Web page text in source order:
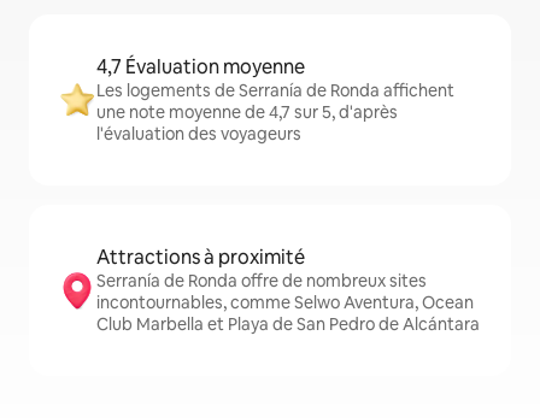
4,7 Évaluation moyenne
Les logements de Serranía de Ronda affichent
une note moyenne de 4,7 sur 5, d'après
l'évaluation des voyageurs
Attractions à proximité
Serranía de Ronda offre de nombreux sites
incontournables, comme Selwo Aventura, Ocean
Club Marbella et Playa de San Pedro de Alcántara